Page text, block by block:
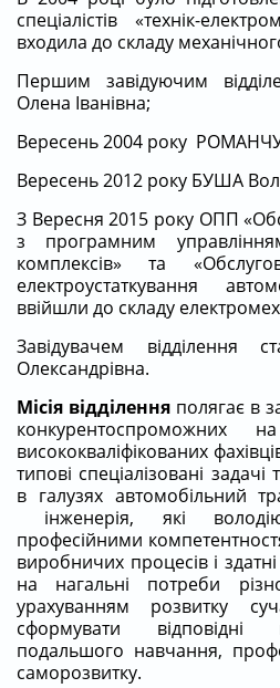
спеціалістів «технік-
входила до складу
Першим завідуючим
Олена Іванівна;
Вересень 2004 року
Вересень 2012 року БУША
З Вересня 2015 року ОПП
з програмним
комплексів» та
електроустаткування
ввійшли до складу
Завідувачем відділення
Олександрівна.
Місія відділення полягає в
висококваліфікованих
типові спеціалізовані
в галузях автомобільний
інженерія, які
професійними
виробничих процесів і
на нагальні потреби
урахуванням розвитку
сформувати відповідні
подальшого навчання,
саморозвитку.